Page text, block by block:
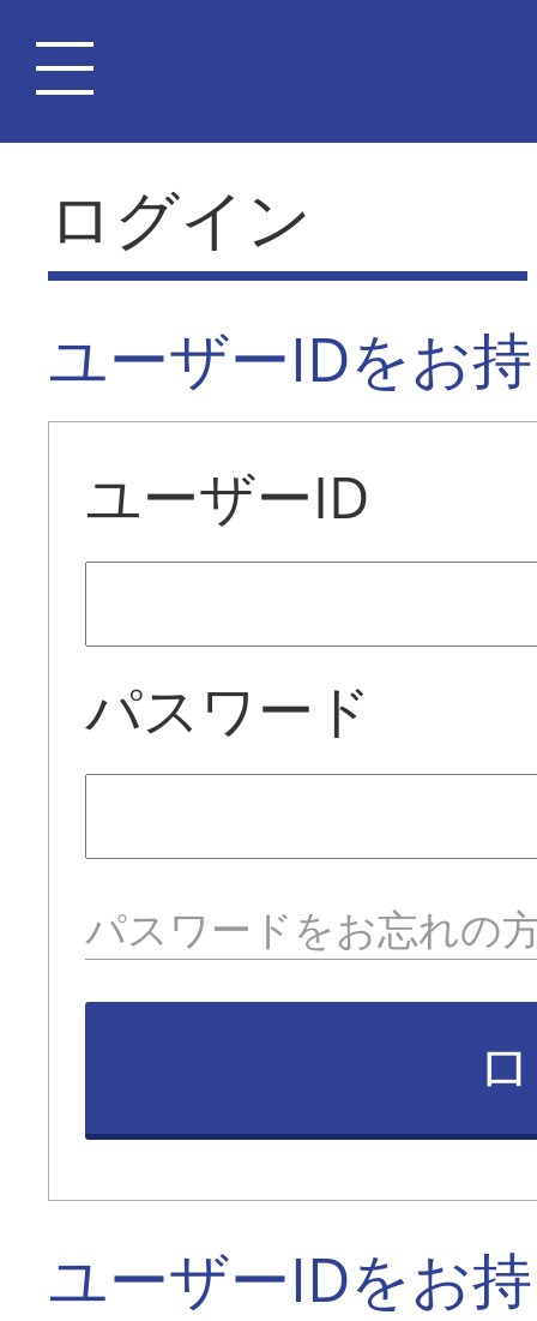
ログイン
ユーザーIDをお
ユーザーID
パスワード
パスワードをお忘れの
ユーザーIDをお